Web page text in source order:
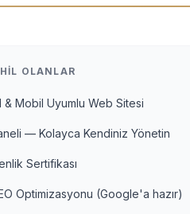
OLANLAR
& Mobil Uyumlu Web Sitesi
— Kolayca Kendiniz Yönetin
Sertifikası
Optimizasyonu (Google'a hazır)